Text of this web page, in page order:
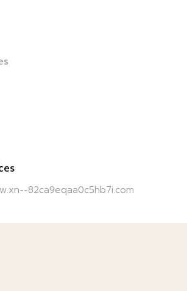
82ca9eqaa0c5hb7i.com